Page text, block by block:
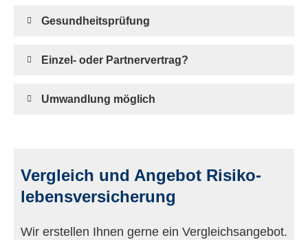
Gesundheitsprüfung
Einzel- oder Partnervertrag?
Umwandlung möglich
Vergleich und Angebot Risiko­
lebens­ver­si­che­rung
Wir erstellen Ihnen gerne ein Vergleichsangebot.